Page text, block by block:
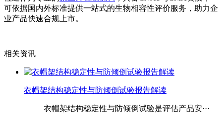
可依据国内外标准提供一站式的生物相容性评价服务，助力企
业产品快速合规上市。
相关资讯
衣帽架结构稳定性与防倾倒试验报告解读
衣帽架结构稳定性与防倾倒试验是评估产品安···